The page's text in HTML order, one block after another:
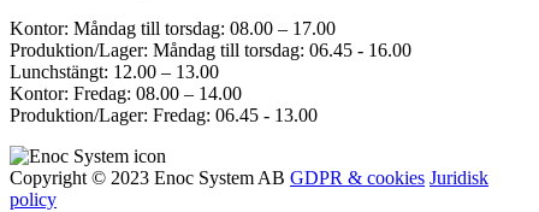
Kontor: Måndag till torsdag: 08.00 – 17.00
Produktion/Lager: Måndag till torsdag: 06.45 - 16.00
Lunchstängt: 12.00 – 13.00
Kontor: Fredag: 08.00 – 14.00
Produktion/Lager: Fredag: 06.45 - 13.00
Copyright © 2023 Enoc System AB GDPR & cookies Juridisk
policy